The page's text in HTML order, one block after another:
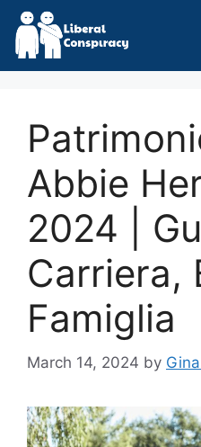
Skip
content
Abbie
2024 |
Carriera,
Famiglia
March 14, 2024 by